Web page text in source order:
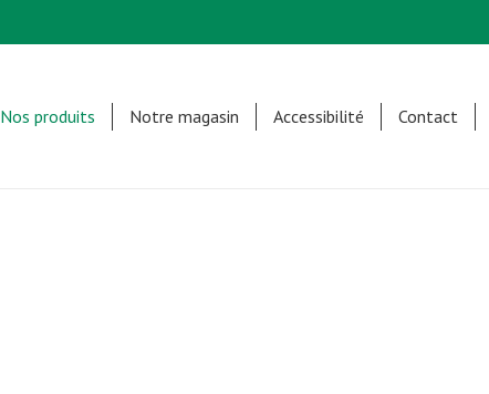
Nos produits Notre magasin Accessibilité Contact